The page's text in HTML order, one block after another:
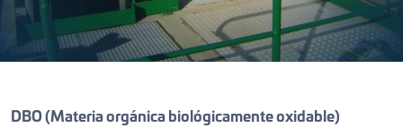
DBO (Materia orgánica biológicamente oxidable)